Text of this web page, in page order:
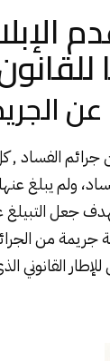
جرائم الفساد,
ولم يبلغ
جعل
من
القانوني